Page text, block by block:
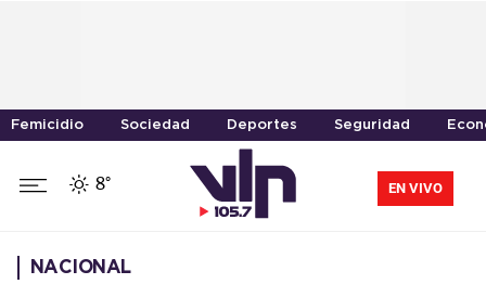
Femicidio Sociedad Deportes Seguridad
8° EN VIVO
NACIONAL